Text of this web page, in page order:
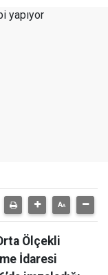
Ölçekli
İdaresi